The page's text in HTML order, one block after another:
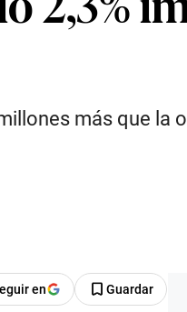
más que la
en Guardar